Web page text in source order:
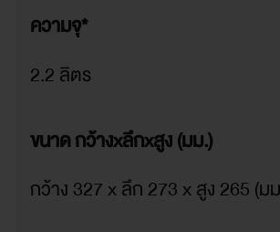
ความจุ*
2.2 ลิตร
ขนาด กว้างxลึกxสูง (มม.)
กว้าง 327 x ลึก 273 x สูง 265 (ม